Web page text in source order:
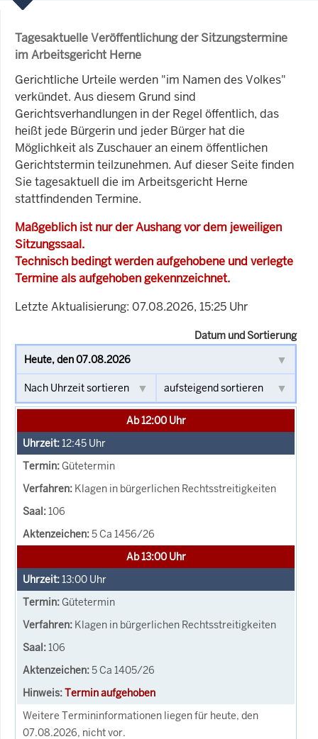
Tagesaktuelle Veröffentlichung der Sitzungstermine
im Arbeitsgericht Herne
Gerichtliche Urteile werden "im Namen des Volkes"
verkündet. Aus diesem Grund sind
Gerichtsverhandlungen in der Regel öffentlich, das
heißt jede Bürgerin und jeder Bürger hat die
Möglichkeit als Zuschauer an einem öffentlichen
Gerichtstermin teilzunehmen. Auf dieser Seite finden
Sie tagesaktuell die im Arbeitsgericht Herne
stattfindenden Termine.
Maßgeblich ist nur der Aushang vor dem jeweiligen
Sitzungssaal.
Technisch bedingt werden aufgehobene und verlegte
Termine als aufgehoben gekennzeichnet.
Letzte Aktualisierung: 07.08.2026, 15:25 Uhr
Datum und Sortierung
Ab 12:00 Uhr
12:45 Uhr
Gütetermin
Klagen in bürgerlichen Rechtsstreitigkeiten
106
5 Ca 1456/26
Ab 13:00 Uhr
13:00 Uhr
Gütetermin
Klagen in bürgerlichen Rechtsstreitigkeiten
106
5 Ca 1405/26
Termin aufgehoben
Weitere Termininformationen liegen für heute, den
07.08.2026, nicht vor.